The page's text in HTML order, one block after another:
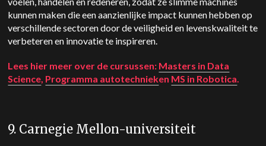
kunnen maken die een aanzienlijke impact kunnen hebben op
verschillende sectoren door de veiligheid en levenskwaliteit te
verbeteren en innovatie te inspireren.
Lees hier meer over de cursussen: Masters in Data
Science, Programma autotechnieken MS in Robotica.
9. Carnegie Mellon-universiteit